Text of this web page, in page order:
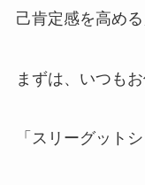
己肯定感を高め
まずは、いつも
「スリーグットシ